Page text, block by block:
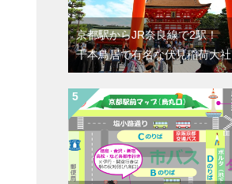
京都駅からJR奈良線で2駅！
千本鳥居で有名な伏見稲荷大社